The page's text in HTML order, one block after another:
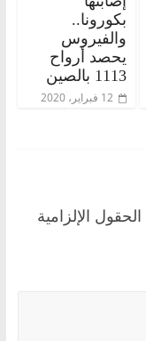
بكورونا..
والفيروس
يحصد أرواح
1113 بالصين
12 فبراير، 2020
الحقول الإلزامية